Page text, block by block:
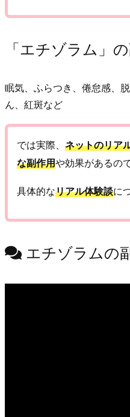
「エチゾラム」
眠気、ふらつき、倦怠感、
ん、紅斑など
では実際、 ネットのリア
な副作用や効果があるの
具体的なリアル体験談に
エチゾラムの